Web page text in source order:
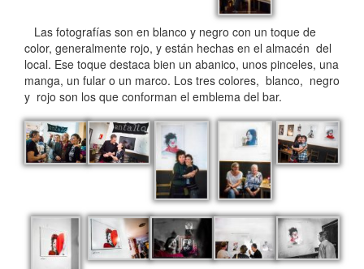
Las fotografías son en blanco y negro con un toque de
color, generalmente rojo, y están hechas en el almacén del
local. Ese toque destaca bien un abanico, unos pinceles, una
manga, un fular o un marco. Los tres colores, blanco, negro
y rojo son los que conforman el emblema del bar.